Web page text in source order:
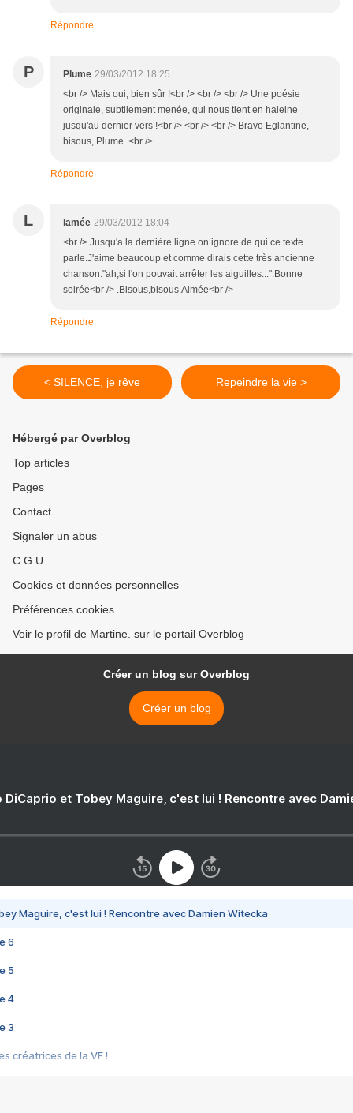
Répondre
P Plume 29/03/2012 18:25
<br /> Mais oui, bien sûr !<br /> <br /> <br /> Une poésie
originale, subtilement menée, qui nous tient en haleine
jusqu'au dernier vers !<br /> <br /> <br /> Bravo Eglantine,
bisous, Plume .<br />
Répondre
L lamée 29/03/2012 18:04
<br /> Jusqu'a la dernière ligne on ignore de qui ce texte
parle.J'aime beaucoup et comme dirais cette très ancienne
chanson:"ah,si l'on pouvait arrêter les aiguilles...".Bonne
soirée<br /> .Bisous,bisous.Aimée<br />
Répondre
< SILENCE, je rêve Repeindre la vie >
Hébergé par Overblog
Top articles
Pages
Contact
Signaler un abus
C.G.U.
Cookies et données personnelles
Préférences cookies
Voir le profil de Martine. sur le portail Overblog
Créer un blog sur Overblog
Créer un blog
DiCaprio et Tobey Maguire, c'est lui ! Rencontre avec
Maguire, c'est lui ! Rencontre avec Damien Witecka
6
5
4
3
créatrices de la VF !